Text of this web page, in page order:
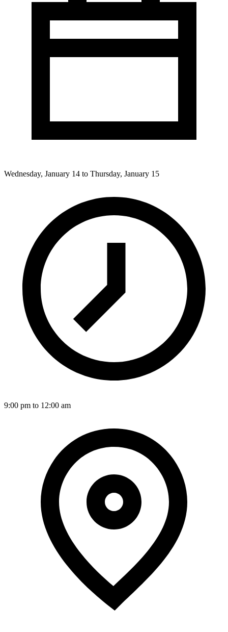
Wednesday, January 14 to Thursday, January 15
9:00 pm to 12:00 am